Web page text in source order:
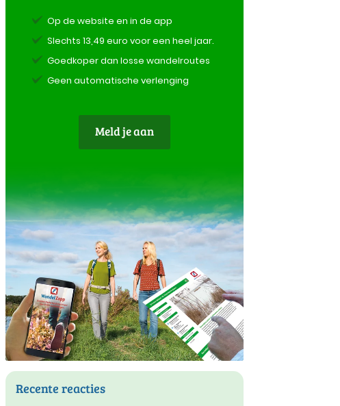
Op de website en in de app
Slechts 13,49 euro voor een heel jaar.
Goedkoper dan losse wandelroutes
Geen automatische verlenging
Meld je aan
Recente reacties